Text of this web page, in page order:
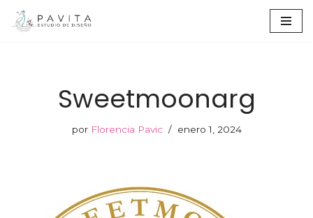
Sweetmoonarg
por Florencia Pavic enero 1, 2024